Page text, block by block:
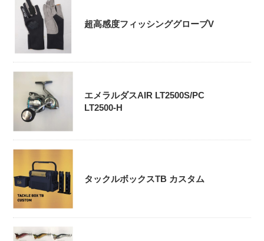
超高感度フィッシンググローブV
エメラルダスAIR LT2500S/PC
LT2500-H
タックルボックスTB カスタム